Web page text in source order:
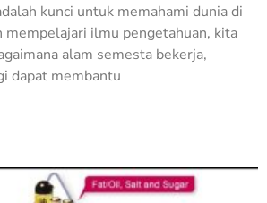
kunci untuk memahami dunia di
mempelajari ilmu pengetahuan, kita
alam semesta bekerja,
dapat membantu